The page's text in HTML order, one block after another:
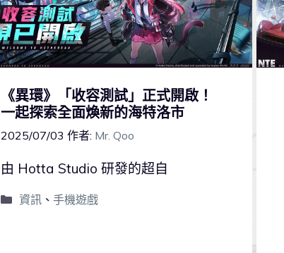
《異環》「收容測試」正式開啟！
一起探索全面煥新的海特洛市
2025/07/03 作者: Mr. Qoo
由 Hotta Studio 研發的超自
資訊、 手機遊戲